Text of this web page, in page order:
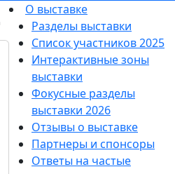
О выставке
Разделы выставки
Список участников 2025
Интерактивные зоны
выставки
Фокусные разделы
выставки 2026
Отзывы о выставке
Партнеры и спонсоры
Ответы на частые